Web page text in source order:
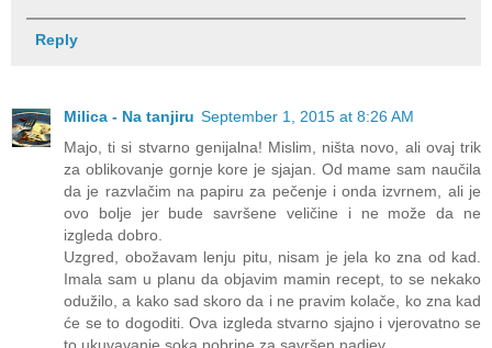
Reply
Milica - Na tanjiru September 1, 2015 at 8:26 AM
Majo, ti si stvarno genijalna! Mislim, ništa novo, ali ovaj trik
za oblikovanje gornje kore je sjajan. Od mame sam naučila
da je razvlačim na papiru za pečenje i onda izvrnem, ali je
ovo bolje jer bude savršene veličine i ne može da ne
izgleda dobro.
Uzgred, obožavam lenju pitu, nisam je jela ko zna od kad.
Imala sam u planu da objavim mamin recept, to se nekako
odužilo, a kako sad skoro da i ne pravim kolače, ko zna kad
će se to dogoditi. Ova izgleda stvarno sjajno i vjerovatno se
to ukuvavanje soka pobrine za savršen nadjev.